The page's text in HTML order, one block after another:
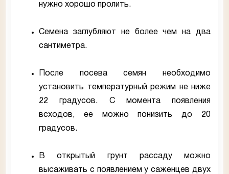
нужно хорошо пролить.
Семена заглубляют не более чем на два
сантиметра.
После посева семян необходимо
установить температурный режим не ниже
22 градусов. С момента появления
всходов, ее можно понизить до 20
градусов.
В открытый грунт рассаду можно
высаживать с появлением у саженцев двух